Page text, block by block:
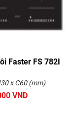
Faster FS 782I
x C60 (mm)
VND